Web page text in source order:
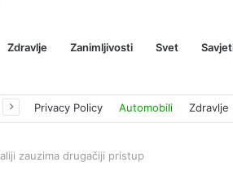
Zdravlje Zanimljivosti Svet
Privacy Policy Automobili Zdravlje
zauzima drugačiji pristup